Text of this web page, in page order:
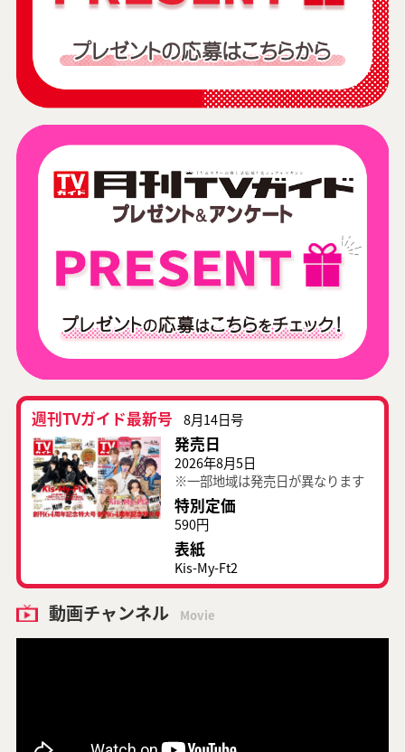
週刊TVガイド最新号 8月14日号
発売日
2026年8月5日
※一部地域は発売日が異なります
特別定価
590円
表紙
Kis-My-Ft2
動画チャンネル Movie